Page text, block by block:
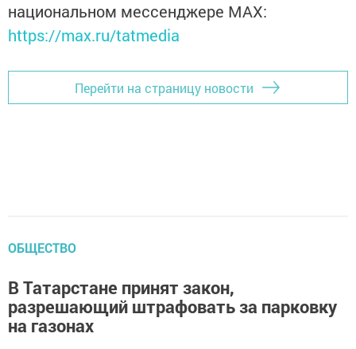
национальном мессенджере MАХ:
https://max.ru/tatmedia
Перейти на страницу новости
ОБЩЕСТВО
В Татарстане принят закон,
разрешающий штрафовать за парковку
на газонах